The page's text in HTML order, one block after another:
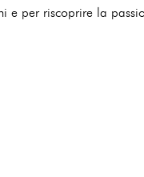
e per riscoprire la